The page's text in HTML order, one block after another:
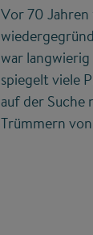
Vor 70
war
spiegelt viele
auf der Suche
Trümmern